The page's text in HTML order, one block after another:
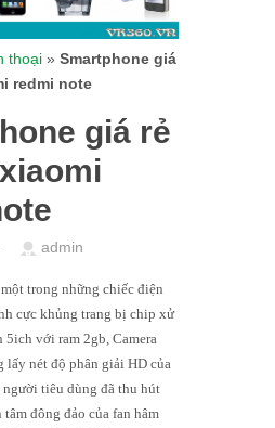
thoại » Smartphone giá
redmi note
giá rẻ
admin
một trong những chiếc điện
cực khủng trang bị chip xử
với ram 2gb, Camera
lấy nét độ phân giải HD của
tiêu dùng đã thu hút
đông đảo của fan hâm